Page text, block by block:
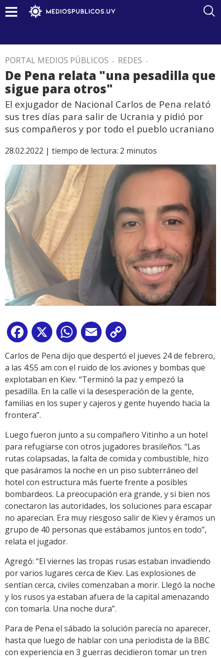
PORTAL MEDIOS PÚBLICOS . REDES .
De Pena relata "una pesadilla que
sigue para otros"
El exjugador de Nacional Carlos de Pena relató
sus tres días para salir de Ucrania y pidió por
sus compañeros y por todo el pueblo ucraniano
28.02.2022 | tiempo de lectura: 2 minutos
Facebook
X WhatsApp
Email
Link
Carlos de Pena dijo que despertó el jueves 24 de febrero,
a las 4:55 am con el ruido de los aviones y bombas que
explotaban en Kiev. “Terminó la paz y empezó la
pesadilla. En la calle vi la desesperación de la gente,
familias en los super y cajeros y gente huyendo hacia la
frontera”.
Luego fueron junto a su compañero Vitinho a un hotel
para refugiarse con otros jugadores brasileños. “Las
rutas colapsadas, la falta de comida y combustible, hizo
que pasáramos la noche en un piso subterráneo del
hotel con estructura más fuerte frente a posibles
bombardeos. La preocupación era grande, y si bien nos
conectaron las autoridades, los soluciones para escapar
no aparecían. Era muy riesgoso salir de Kiev y éramos un
grupo de 40 personas que estábamos juntos en todo”,
relata el jugador.
Agregó: “El viernes las tropas rusas estaban invadiendo
por varios lugares cerca de Kiev. Las explosiones de
sentían cerca, civiles comenzaban a morir. Llegó la noche
y los rusos ya estaban afuera de la capital amenazando
con tomarla. Una noche dura”.
Para de Pena el sábado la solución parecía no aparecer,
hasta que luego de hablar con una periodista de la BBC
con experiencia en 3 guerras decidieron tomar un tren